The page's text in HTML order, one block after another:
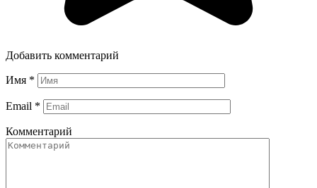
Добавить комментарий
Имя *
Email *
Комментарий